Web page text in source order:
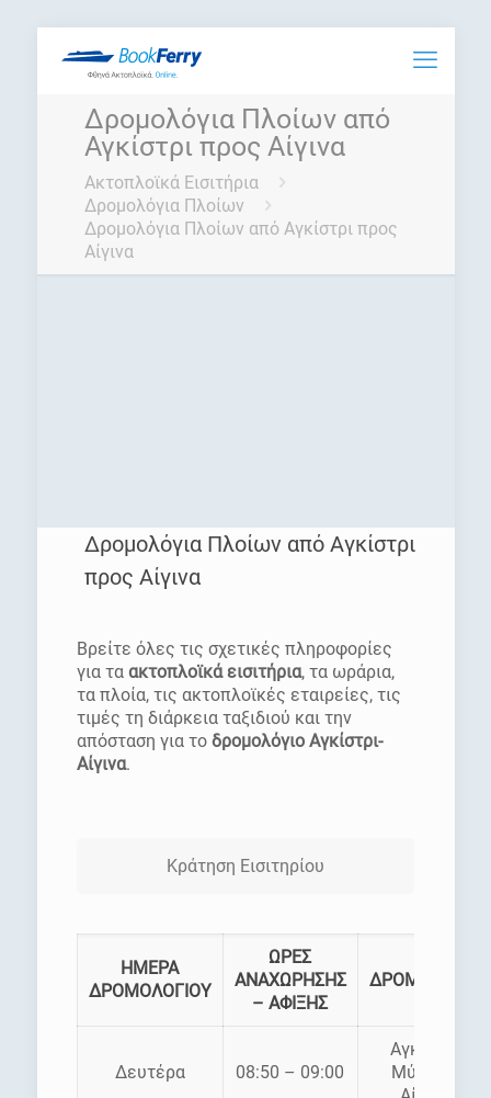
Δρομολόγια Πλοίων από
Αγκίστρι προς Αίγινα
Ακτοπλοϊκά Εισιτήρια
Δρομολόγια Πλοίων
Δρομολόγια Πλοίων από Αγκίστρι προς
Αίγινα
Δρομολόγια Πλοίων από Αγκίστρι
προς Αίγινα
Βρείτε όλες τις σχετικές πληροφορίες
για τα ακτοπλοϊκά εισιτήρια, τα ωράρια,
τα πλοία, τις ακτοπλοϊκές εταιρείες, τις
τιμές τη διάρκεια ταξιδιού και την
απόσταση για τοδρομολόγιο Αγκίστρι-
Αίγινα.
Κράτηση Εισιτηρίου
ΗΜΕΡΑ
ΔΡΟΜΟΛΟΓΙΟΥ
ΩΡΕΣ
ΑΝΑΧΩΡΗΣΗΣ
– ΑΦΙΞΗΣ
ΔΡΟΜΟΛΟΓΙΑ
Δευτέρα 08:50 – 09:00
Αγκίστρι
Μύλοι –